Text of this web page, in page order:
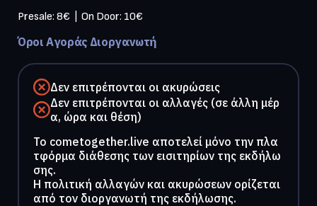
Presale: 8€  |  On Door: 10€
Όροι Αγοράς Διοργανωτή
Δεν επιτρέπονται οι ακυρώσεις
Δεν επιτρέπονται οι αλλαγές (σε άλλη μέρ
α, ώρα και θέση)
To cometogether.live αποτελεί μόνο την πλα
τφόρμα διάθεσης των εισιτηρίων της εκδήλω
σης.
Η πολιτική αλλαγών και ακυρώσεων ορίζεται
από τον διοργανωτή της εκδήλωσης.